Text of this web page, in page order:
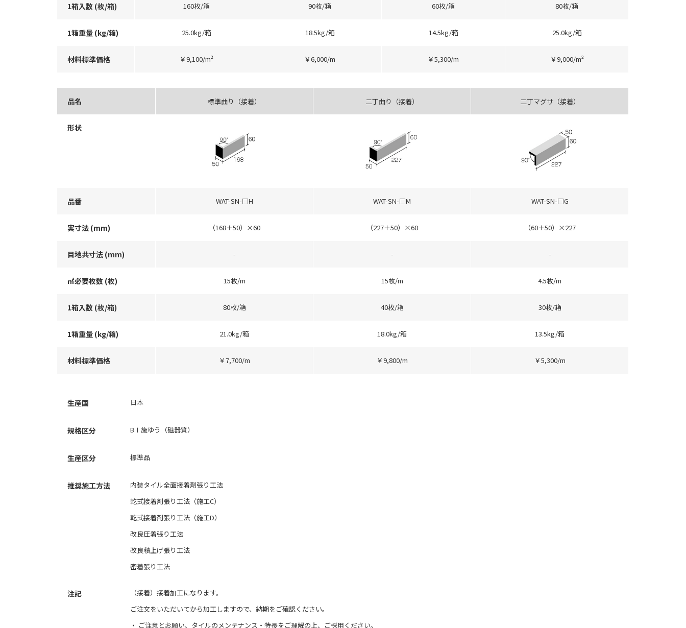
1箱入数 (枚/箱) 160枚/箱 90枚/箱 60枚/箱 80枚/箱
1箱重量 (kg/箱) 25.0kg/箱 18.5kg/箱 14.5kg/箱 25.0kg/箱
材料標準価格 ￥9,100/m² ￥6,000/m ￥5,300/m ￥9,000/m²
品名 標準曲り（接着） 二丁曲り（接着） 二丁マグサ（接着）
形状
品番 WAT-SN-□H WAT-SN-□M WAT-SN-□G
実寸法 (mm) （168＋50）×60 （227＋50）×60 （60＋50）×227
目地共寸法 (mm) - - -
㎡必要枚数 (枚) 15枚/m 15枚/m 4.5枚/m
1箱入数 (枚/箱) 80枚/箱 40枚/箱 30枚/箱
1箱重量 (kg/箱) 21.0kg/箱 18.0kg/箱 13.5kg/箱
材料標準価格 ￥7,700/m ￥9,800/m ￥5,300/m
生産国 日本
規格区分 BⅠ施ゆう（磁器質）
生産区分 標準品
推奨施工方法
内装タイル全面接着剤張り工法
乾式接着剤張り工法（施工C）
乾式接着剤張り工法（施工D）
改良圧着張り工法
改良積上げ張り工法
密着張り工法
注記
（接着）接着加工になります。
ご注文をいただいてから加工しますので、納期をご確認ください。
・ ご注意とお願い、 タイルのメンテナンス・特長をご理解の上、ご採用ください。